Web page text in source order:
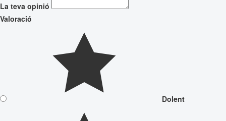
La teva opinió
Valoració
Dolent